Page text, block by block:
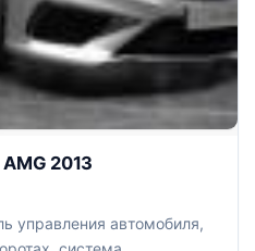
2013
управления автомобиля,